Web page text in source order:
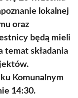
lokalnej
oraz
będą mieli
temat składania
Komunalnym
14:30.